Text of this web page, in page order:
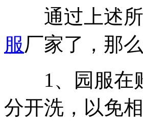
通过上述所
服厂家了，那
1、园服在购
分开洗，以免